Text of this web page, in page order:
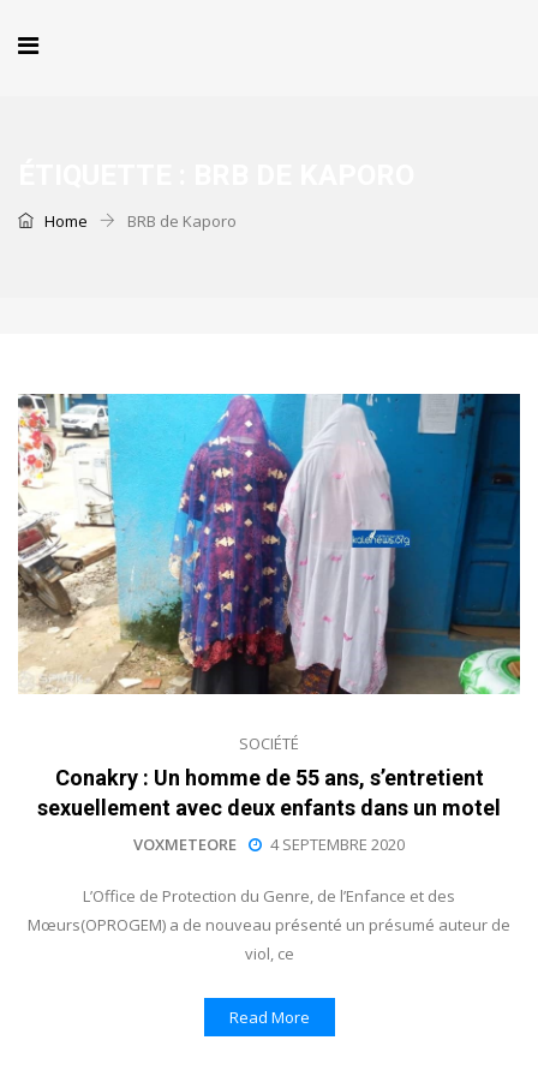
Home BRB de Kaporo
SOCIÉTÉ
Conakry : Un homme de 55 ans, s’entretient
sexuellement avec deux enfants dans un motel
VOXMETEORE 4 SEPTEMBRE 2020
L’Office de Protection du Genre, de l’Enfance et des
Mœurs(OPROGEM) a de nouveau présenté un présumé auteur de
viol, ce
Read More